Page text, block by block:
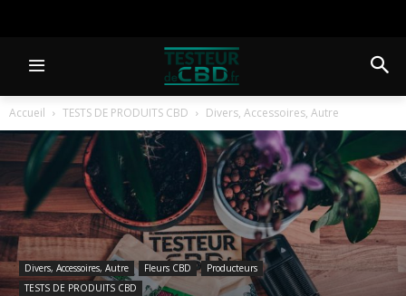
Accueil TESTS DE PRODUITS CBD Divers, Accessoires, Autre
Divers, Accessoires, Autre Fleurs CBD
Producteurs
TESTS DE PRODUITS CBD